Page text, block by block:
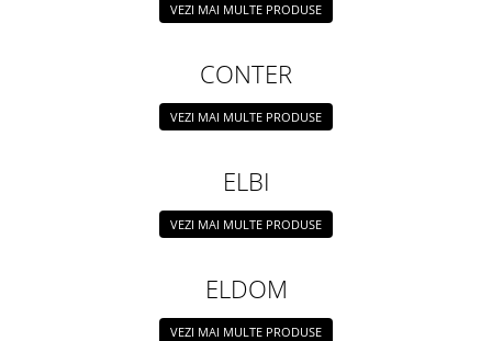
VEZI MAI MULTE PRODUSE
CONTER
VEZI MAI MULTE PRODUSE
ELBI
VEZI MAI MULTE PRODUSE
ELDOM
VEZI MAI MULTE PRODUSE